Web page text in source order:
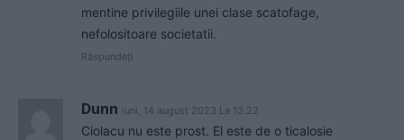
mentine privilegiile unei clase scatofage,
nefolositoare societatii.
Răspundeți
Dunn luni, 14 august 2023 La 13.22
Ciolacu nu este prost. El este de o ticalosie